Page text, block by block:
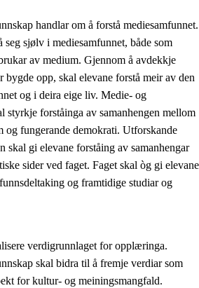
verdiar
handlar om å forstå mediesamfunnet.
sjølv i mediesamfunnet, både som
av medium. Gjennom å avdekkje
opp, skal elevane forstå meir av den
og i deira eige liv. Medie- og
styrkje forståinga av samanhengen mellom
fungerande demokrati. Utforskande
skal gi elevane forståing av samanhengar
sider ved faget. Faget skal òg gi elevane
og framtidige studiar og
verdigrunnlaget for opplæringa.
skal bidra til å fremje verdiar som
for kultur- og meiningsmangfald.